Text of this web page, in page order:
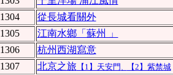
1304
從長城看關外
1305
江南水鄉「蘇州 」
1306
杭州西湖寫意
1307
北京之旅 【1】天安門 【2】紫禁城